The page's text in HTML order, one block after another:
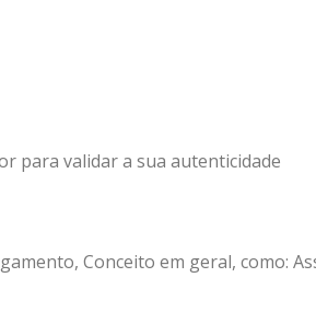
para validar a sua autenticidade
Conceito em geral, como: